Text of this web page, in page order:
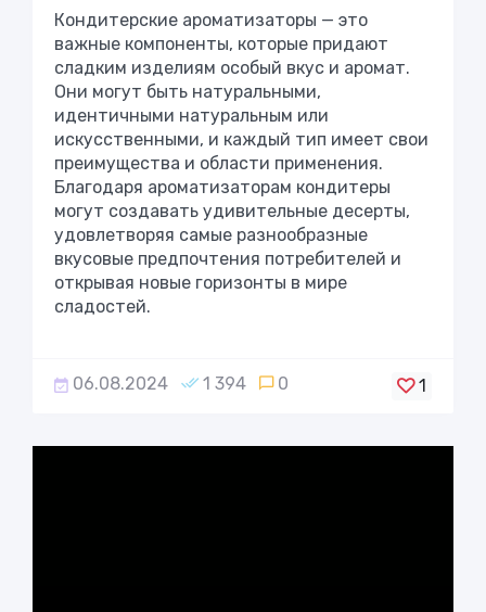
Кондитерские ароматизаторы — это
важные компоненты, которые придают
сладким изделиям особый вкус и аромат.
Они могут быть натуральными,
идентичными натуральным или
искусственными, и каждый тип имеет свои
преимущества и области применения.
Благодаря ароматизаторам кондитеры
могут создавать удивительные десерты,
удовлетворяя самые разнообразные
вкусовые предпочтения потребителей и
открывая новые горизонты в мире
сладостей.
06.08.2024 1 394 0 1